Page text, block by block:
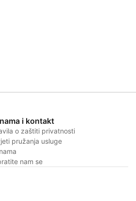
i kontakt
o zaštiti privatnosti
pružanja usluge
nam se